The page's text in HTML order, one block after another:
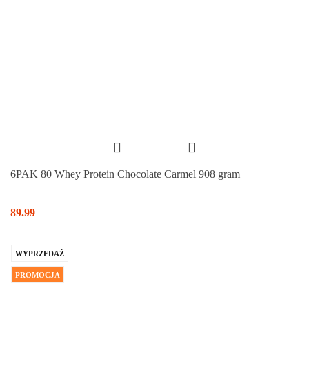
6PAK 80 Whey Protein Chocolate Carmel 908 gram
89.99
WYPRZEDAŻ
PROMOCJA